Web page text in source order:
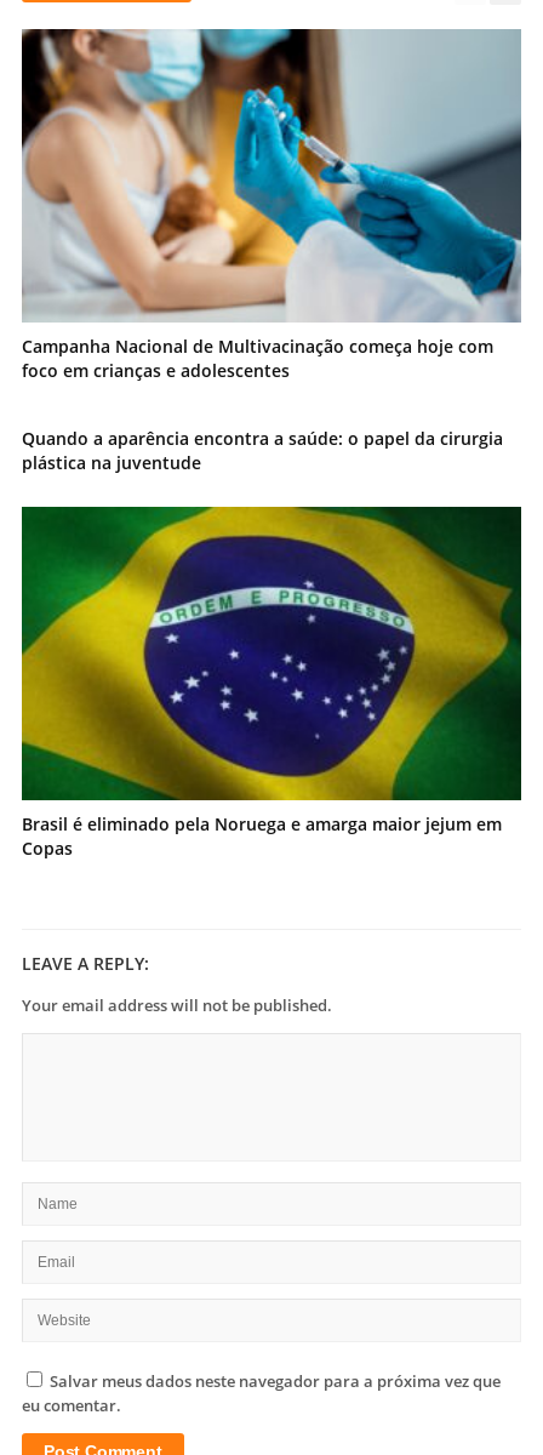
Campanha Nacional de Multivacinação começa hoje com
foco em crianças e adolescentes
Quando a aparência encontra a saúde: o papel da cirurgia
plástica na juventude
Brasil é eliminado pela Noruega e amarga maior jejum em
Copas
LEAVE A REPLY:
Your email address will not be published.
Salvar meus dados neste navegador para a próxima vez que
eu comentar.